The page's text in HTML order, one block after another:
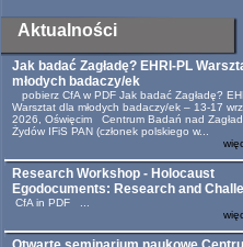
Aktualności
Jak badać Zagładę? EHRI-PL
młodych badaczy/ek
pobierz CfA w PDF Jak badać Zagładę?
Warsztat dla młodych badaczy/ek – 13-17
2026, Oświęcim Centrum Badań nad
Żydów IFiS PAN (członek polskiego w...
Research Workshop - Holocaust
Egodocuments: Research and
CfA in PDF ...